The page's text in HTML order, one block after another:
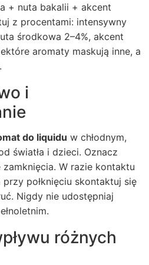
+ nuta bakalii + akcent
z procentami: intensywny
środkowa 2–4%, akcent
aromaty maskują inne, a
i
do liquidu w chłodnym,
światła i dzieci. Oznacz
W razie kontaktu
przy połknięciu skontaktuj się
Nigdy nie udostępniaj
różnych